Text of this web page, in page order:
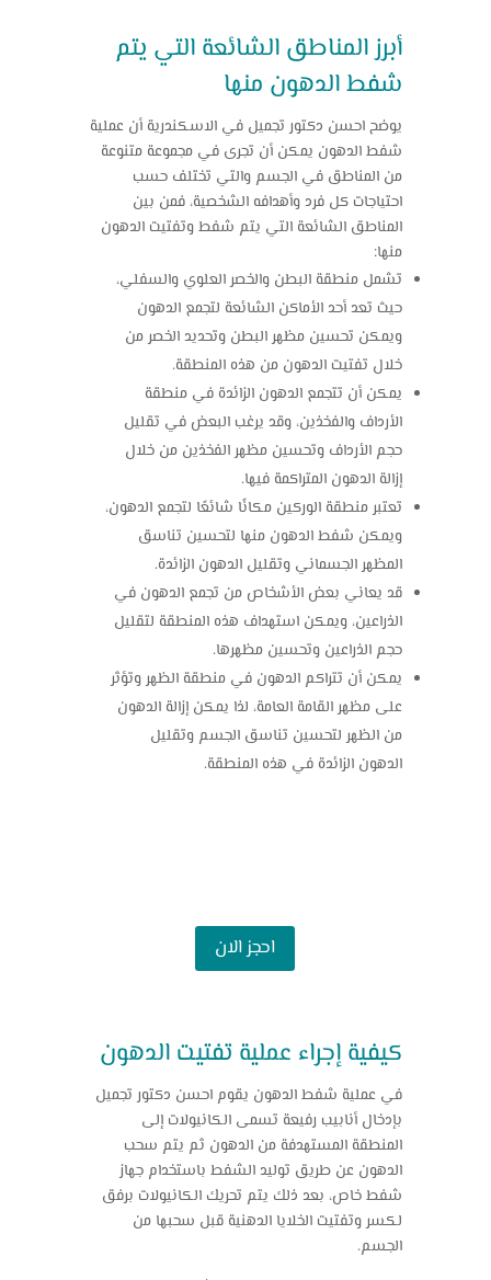
أبرز المناطق الشائعة التي يتم
شفط الدهون منها
يوضح احسن دكتور تجميل في الاسكندرية أن عملية
شفط الدهون يمكن أن تجرى في مجموعة متنوعة
من المناطق في الجسم والتي تختلف حسب
احتياجات كل فرد وأهدافه الشخصية، فمن بين
المناطق الشائعة التي يتم شفط وتفتيت الدهون
منها:
تشمل منطقة البطن والخصر العلوي والسفلي،
حيث تعد أحد الأماكن الشائعة لتجمع الدهون
ويمكن تحسين مظهر البطن وتحديد الخصر من
خلال تفتيت الدهون من هذه المنطقة.
يمكن أن تتجمع الدهون الزائدة في منطقة
الأرداف والفخذين، وقد يرغب البعض في تقليل
حجم الأرداف وتحسين مظهر الفخذين من خلال
إزالة الدهون المتراكمة فيها.
تعتبر منطقة الوركين مكانًا شائعًا لتجمع الدهون،
ويمكن شفط الدهون منها لتحسين تناسق
المظهر الجسماني وتقليل الدهون الزائدة.
قد يعاني بعض الأشخاص من تجمع الدهون في
الذراعين، ويمكن استهداف هذه المنطقة لتقليل
حجم الذراعين وتحسين مظهرها.
يمكن أن تتراكم الدهون في منطقة الظهر وتؤثر
على مظهر القامة العامة، لذا يمكن إزالة الدهون
من الظهر لتحسين تناسق الجسم وتقليل
الدهون الزائدة في هذه المنطقة.
احجز الان
كيفية إجراء عملية تفتيت الدهون
في عملية شفط الدهون يقوم احسن دكتور تجميل
بإدخال أنابيب رفيعة تسمى الكانيولات إلى
المنطقة المستهدفة من الدهون ثم يتم سحب
الدهون عن طريق توليد الشفط باستخدام جهاز
شفط خاص، بعد ذلك يتم تحريك الكانيولات برفق
لكسر وتفتيت الخلايا الدهنية قبل سحبها من
الجسم.